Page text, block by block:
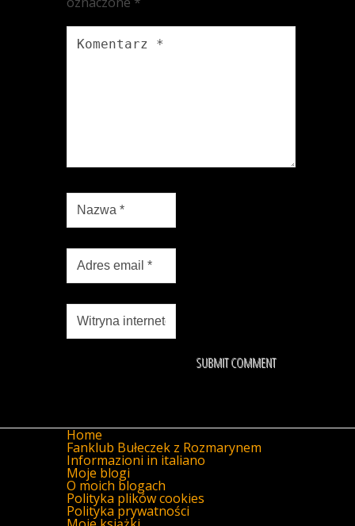
Home
Fanklub Bułeczek z Rozmarynem
Informazioni in italiano
Moje blogi
O moich blogach
Polityka plików cookies
Polityka prywatności